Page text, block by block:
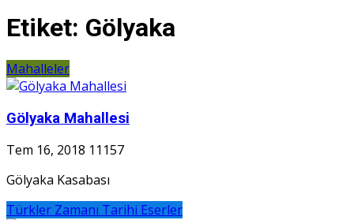
Etiket: Gölyaka
Mahalleler
Gölyaka Mahallesi
Tem 16, 2018 11157
Gölyaka Kasabası
Türkler Zamanı Tarihi Eserler